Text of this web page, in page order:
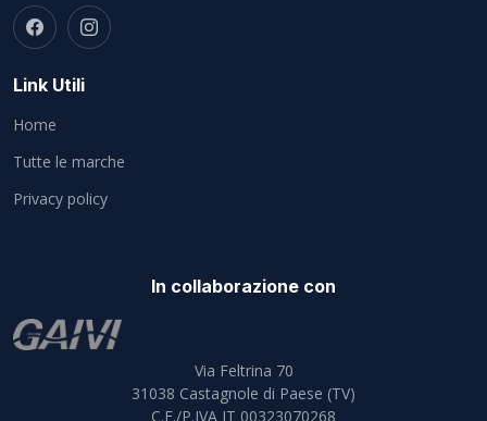
Link Utili
Home
Tutte le marche
Privacy policy
In collaborazione con
Via Feltrina 70
31038 Castagnole di Paese (TV)
C.F./P.IVA IT 00323070268